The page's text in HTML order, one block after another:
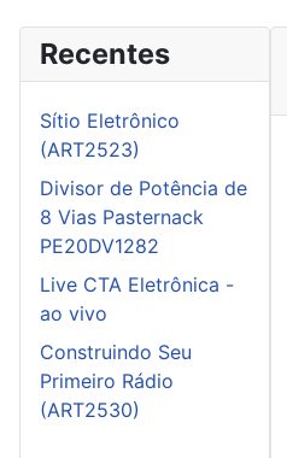
Recentes
Sítio Eletrônico
(ART2523)
Divisor de Potência de
8 Vias Pasternack
PE20DV1282
Live CTA Eletrônica -
ao vivo
Construindo Seu
Primeiro Rádio
(ART2530)